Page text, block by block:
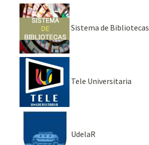
Sistema de Bibliotecas
Tele Universitaria
UdelaR